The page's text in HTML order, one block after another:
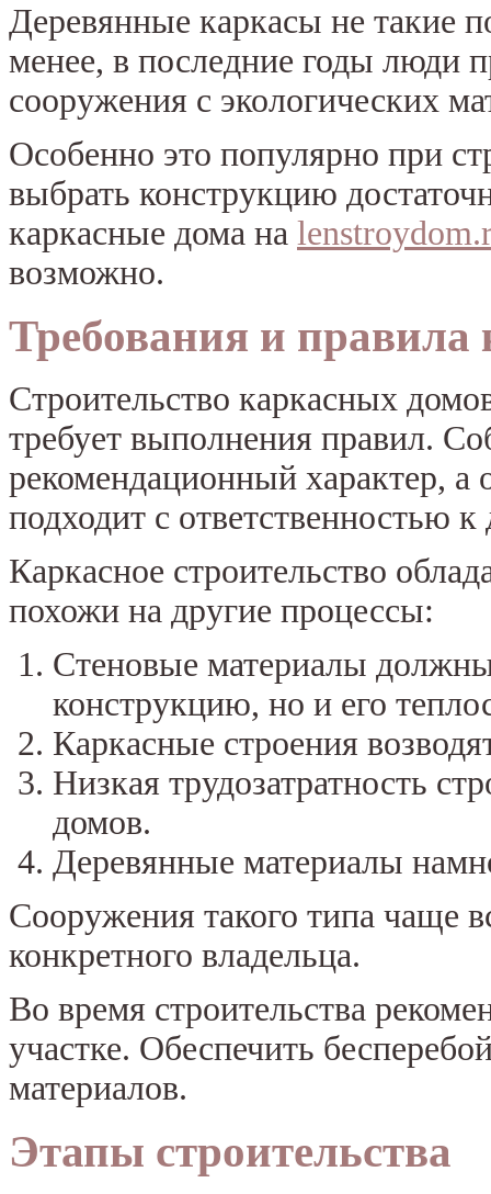
Деревянные каркасы не такие
менее, в последние годы люди
сооружения с экологических
Особенно это популярно при
выбрать конструкцию
каркасные дома на
возможно.
Требования и
Строительство каркасных
требует выполнения правил.
рекомендационный характер,
подходит с ответственностью
Каркасное строительство
похожи на другие процессы:
Стеновые материалы
конструкцию, но и его
Каркасные строения
Низкая трудозатратность
домов.
Деревянные материалы
Сооружения такого типа чаще
конкретного владельца.
Во время строительства
участке. Обеспечить
материалов.
Этапы строительства